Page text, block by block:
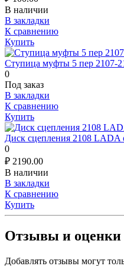
В наличии
В закладки
К сравнению
Купить
Ступица муфты 5 пер 2107-
0
Под заказ
В закладки
К сравнению
Купить
Диск сцепления 2108 LADA
0
₽ 2190.00
В наличии
В закладки
К сравнению
Купить
Отзывы и оценки
Добавлять отзывы могут